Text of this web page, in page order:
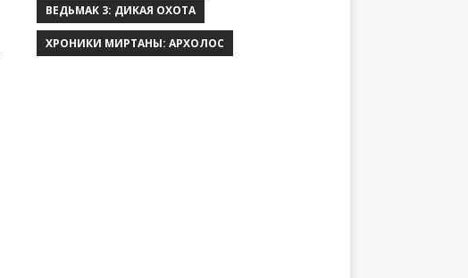
ВЕДЬМАК 3: ДИКАЯ ОХОТА
ХРОНИКИ МИРТАНЫ: АРХОЛОС